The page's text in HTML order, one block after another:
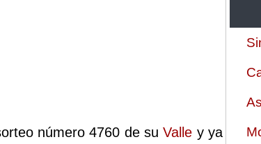
número 4760 de suValle y ya